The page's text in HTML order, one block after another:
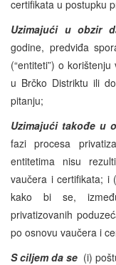
certifikata u postupku
Uzimajući u obzir
godine, predviđa
(“entiteti”) o
u Brčko Distriktu ili
pitanju;
Uzimajući takođe u
fazi procesa
entitetima nisu
vaučera i certifikata; i
kako bi se,
privatizovanih
po osnovu vaučera i
S ciljem da se (i)